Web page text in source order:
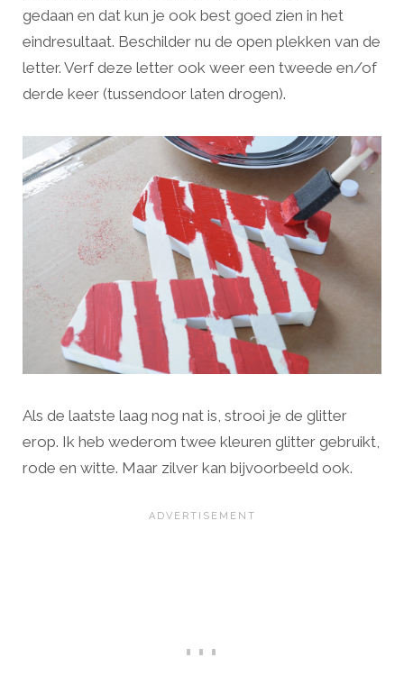
gedaan en dat kun je ook best goed zien in het
eindresultaat. Beschilder nu de open plekken van de
letter. Verf deze letter ook weer een tweede en/of
derde keer (tussendoor laten drogen).
Als de laatste laag nog nat is, strooi je de glitter
erop. Ik heb wederom twee kleuren glitter gebruikt,
rode en witte. Maar zilver kan bijvoorbeeld ook.